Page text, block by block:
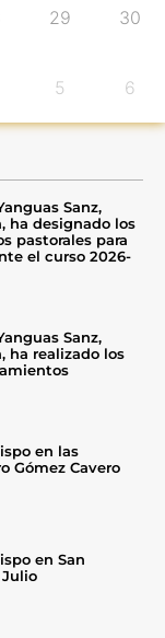
29 30
5 6
Sanz,
ha designado los
pastorales para
el curso 2026-
Sanz,
ha realizado los
en las
Gómez Cavero
en San
Julio